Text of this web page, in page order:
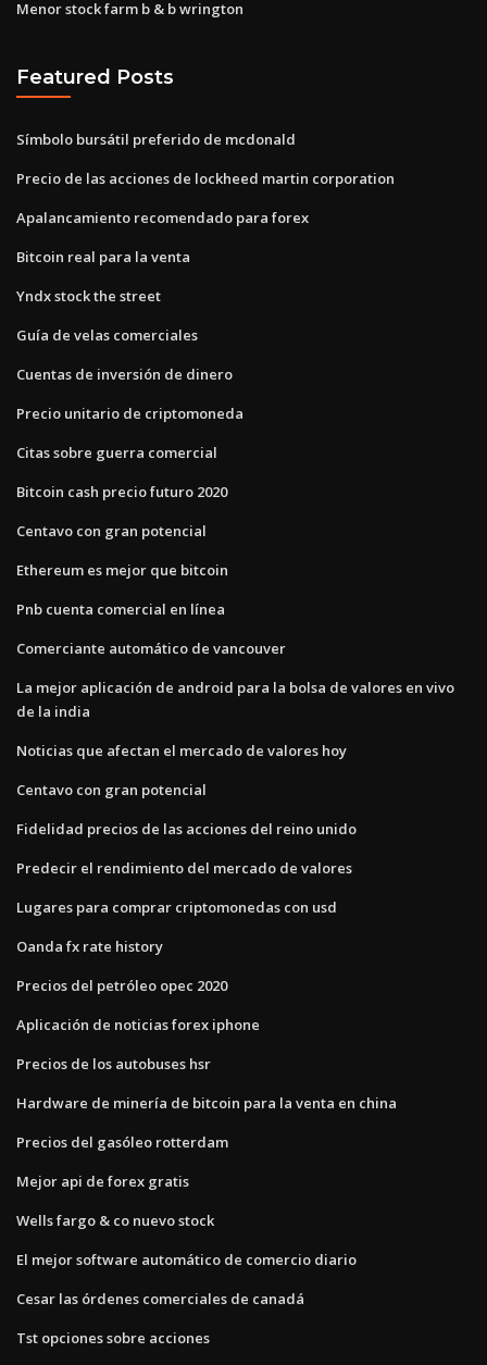
Menor stock farm b & b wrington
Featured Posts
Símbolo bursátil preferido de mcdonald
Precio de las acciones de lockheed martin corporation
Apalancamiento recomendado para forex
Bitcoin real para la venta
Yndx stock the street
Guía de velas comerciales
Cuentas de inversión de dinero
Precio unitario de criptomoneda
Citas sobre guerra comercial
Bitcoin cash precio futuro 2020
Centavo con gran potencial
Ethereum es mejor que bitcoin
Pnb cuenta comercial en línea
Comerciante automático de vancouver
La mejor aplicación de android para la bolsa de valores en vivo
de la india
Noticias que afectan el mercado de valores hoy
Centavo con gran potencial
Fidelidad precios de las acciones del reino unido
Predecir el rendimiento del mercado de valores
Lugares para comprar criptomonedas con usd
Oanda fx rate history
Precios del petróleo opec 2020
Aplicación de noticias forex iphone
Precios de los autobuses hsr
Hardware de minería de bitcoin para la venta en china
Precios del gasóleo rotterdam
Mejor api de forex gratis
Wells fargo & co nuevo stock
El mejor software automático de comercio diario
Cesar las órdenes comerciales de canadá
Tst opciones sobre acciones